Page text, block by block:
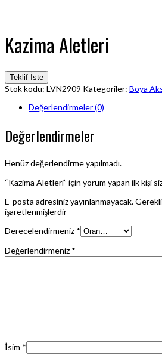
Kazima Aletleri
Teklif İste
Stok kodu: LVN2909 Kategoriler: Boya
Değerlendirmeler (0)
Değerlendirmeler
Henüz değerlendirme yapılmadı.
“Kazima Aletleri” için yorum yapan ilk kişi
E-posta adresiniz yayınlanmayacak.
işaretlenmişlerdir
Derecelendirmeniz *
Değerlendirmeniz *
İsim *